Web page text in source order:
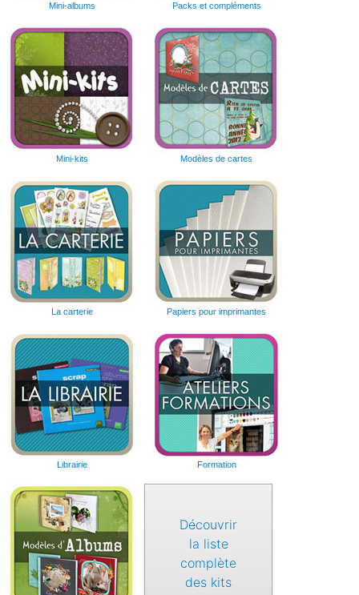
Mini-albums Packs et compléments
Mini-kits Modèles de cartes
La carterie Papiers pour imprimantes
Librairie Formation
Découvrir
la liste
complète
des kits